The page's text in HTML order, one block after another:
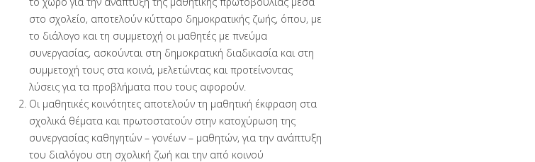
στο σχολείο, αποτελούν κύτταρο δημοκρατικής ζωής, όπου, με
το διάλογο και τη συμμετοχή οι μαθητές με πνεύμα
συνεργασίας, ασκούνται στη δημοκρατική διαδικασία και στη
συμμετοχή τους στα κοινά, μελετώντας και προτείνοντας
λύσεις για τα προβλήματα που τους αφορούν.
Οι μαθητικές κοινότητες αποτελούν τη μαθητική έκφραση στα
σχολικά θέματα και πρωτοστατούν στην κατοχύρωση της
συνεργασίας καθηγητών – γονέων – μαθητών, για την ανάπτυξη
του διαλόγου στη σχολική ζωή και την από κοινού